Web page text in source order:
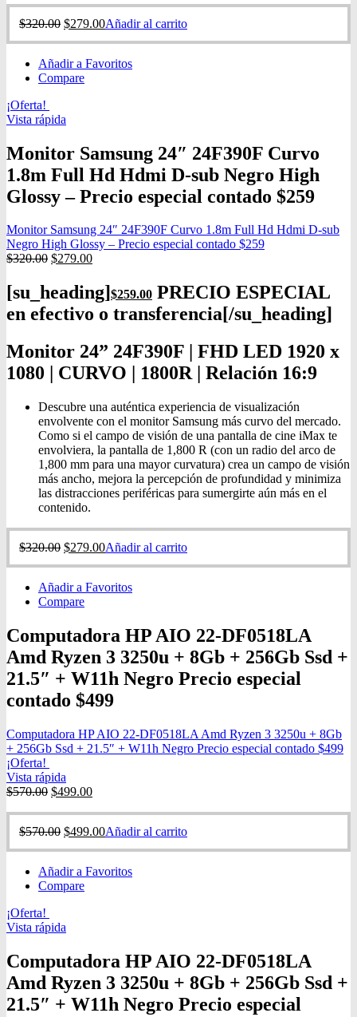
$320.00 $279.00Añadir al carrito
Añadir a Favoritos
Compare
¡Oferta!
Vista rápida
Monitor Samsung 24″ 24F390F Curvo
1.8m Full Hd Hdmi D-sub Negro High
Glossy – Precio especial contado $259
Monitor Samsung 24″ 24F390F Curvo 1.8m Full Hd Hdmi D-sub
Negro High Glossy – Precio especial contado $259
$320.00 $279.00
[su_heading] $259.00 PRECIO ESPECIAL
en efectivo o transferencia[/su_heading]
Monitor 24” 24F390F | FHD LED 1920 x
1080 | CURVO | 1800R | Relación 16:9
Descubre una auténtica experiencia de visualización
envolvente con el monitor Samsung más curvo del mercado.
Como si el campo de visión de una pantalla de cine iMax te
envolviera, la pantalla de 1,800 R (con un radio del arco de
1,800 mm para una mayor curvatura) crea un campo de visión
más ancho, mejora la percepción de profundidad y minimiza
las distracciones periféricas para sumergirte aún más en el
contenido.
$320.00 $279.00Añadir al carrito
Añadir a Favoritos
Compare
Computadora HP AIO 22-DF0518LA
Amd Ryzen 3 3250u + 8Gb + 256Gb Ssd +
21.5″ + W11h Negro Precio especial
contado $499
Computadora HP AIO 22-DF0518LA Amd Ryzen 3 3250u + 8Gb
+ 256Gb Ssd + 21.5″ + W11h Negro Precio especial contado $499
¡Oferta!
Vista rápida
$570.00 $499.00
$570.00 $499.00Añadir al carrito
Añadir a Favoritos
Compare
¡Oferta!
Vista rápida
Computadora HP AIO 22-DF0518LA
Amd Ryzen 3 3250u + 8Gb + 256Gb Ssd +
21.5″ + W11h Negro Precio especial